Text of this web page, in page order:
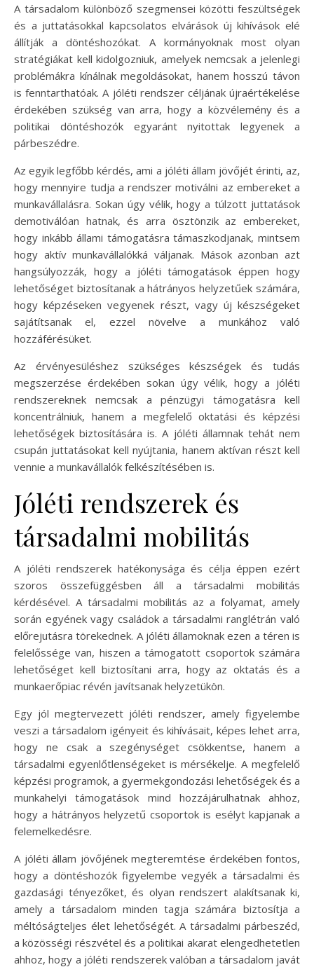
A társadalom különböző szegmensei közötti feszültségek
és a juttatásokkal kapcsolatos elvárások új kihívások elé
állítják a döntéshozókat. A kormányoknak most olyan
stratégiákat kell kidolgozniuk, amelyek nemcsak a jelenlegi
problémákra kínálnak megoldásokat, hanem hosszú távon
is fenntarthatóak. A jóléti rendszer céljának újraértékelése
érdekében szükség van arra, hogy a közvélemény és a
politikai döntéshozók egyaránt nyitottak legyenek a
párbeszédre.
Az egyik legfőbb kérdés, ami a jóléti állam jövőjét érinti, az,
hogy mennyire tudja a rendszer motiválni az embereket a
munkavállalásra. Sokan úgy vélik, hogy a túlzott juttatások
demotiválóan hatnak, és arra ösztönzik az embereket,
hogy inkább állami támogatásra támaszkodjanak, mintsem
hogy aktív munkavállalókká váljanak. Mások azonban azt
hangsúlyozzák, hogy a jóléti támogatások éppen hogy
lehetőséget biztosítanak a hátrányos helyzetűek számára,
hogy képzéseken vegyenek részt, vagy új készségeket
sajátítsanak el, ezzel növelve a munkához való
hozzáférésüket.
Az érvényesüléshez szükséges készségek és tudás
megszerzése érdekében sokan úgy vélik, hogy a jóléti
rendszereknek nemcsak a pénzügyi támogatásra kell
koncentrálniuk, hanem a megfelelő oktatási és képzési
lehetőségek biztosítására is. A jóléti államnak tehát nem
csupán juttatásokat kell nyújtania, hanem aktívan részt kell
vennie a munkavállalók felkészítésében is.
Jóléti rendszerek és
társadalmi mobilitás
A jóléti rendszerek hatékonysága és célja éppen ezért
szoros összefüggésben áll a társadalmi mobilitás
kérdésével. A társadalmi mobilitás az a folyamat, amely
során egyének vagy családok a társadalmi ranglétrán való
előrejutásra törekednek. A jóléti államoknak ezen a téren is
felelőssége van, hiszen a támogatott csoportok számára
lehetőséget kell biztosítani arra, hogy az oktatás és a
munkaerőpiac révén javítsanak helyzetükön.
Egy jól megtervezett jóléti rendszer, amely figyelembe
veszi a társadalom igényeit és kihívásait, képes lehet arra,
hogy ne csak a szegénységet csökkentse, hanem a
társadalmi egyenlőtlenségeket is mérsékelje. A megfelelő
képzési programok, a gyermekgondozási lehetőségek és a
munkahelyi támogatások mind hozzájárulhatnak ahhoz,
hogy a hátrányos helyzetű csoportok is esélyt kapjanak a
felemelkedésre.
A jóléti állam jövőjének megteremtése érdekében fontos,
hogy a döntéshozók figyelembe vegyék a társadalmi és
gazdasági tényezőket, és olyan rendszert alakítsanak ki,
amely a társadalom minden tagja számára biztosítja a
méltóságteljes élet lehetőségét. A társadalmi párbeszéd,
a közösségi részvétel és a politikai akarat elengedhetetlen
ahhoz, hogy a jóléti rendszerek valóban a társadalom javát